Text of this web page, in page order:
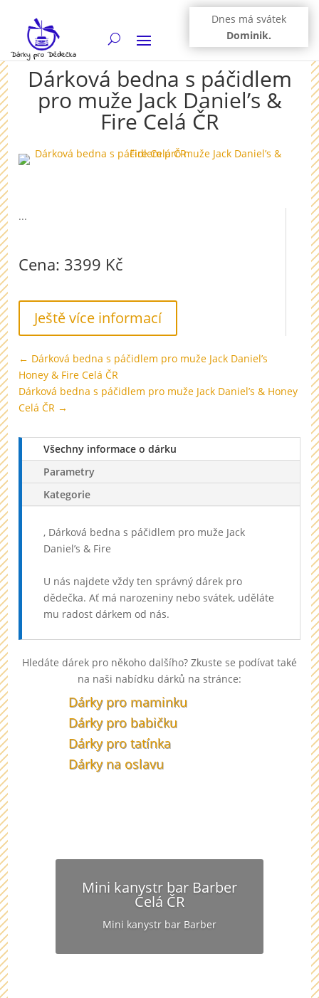
Dnes má svátek
Dominik.
Dárková bedna s páčidlem
pro muže Jack Daniel’s &
Fire Celá ČR
...
Cena: 3399 Kč
Ještě více informací
← Dárková bedna s páčidlem pro muže Jack Daniel’s
Honey & Fire Celá ČR
Dárková bedna s páčidlem pro muže Jack Daniel’s & Honey
Celá ČR →
Všechny informace o dárku
Parametry
Kategorie
, Dárková bedna s páčidlem pro muže Jack
Daniel’s & Fire
U nás najdete vždy ten správný dárek pro
dědečka. Ať má narozeniny nebo svátek, uděláte
mu radost dárkem od nás.
Hledáte dárek pro někoho dalšího? Zkuste se podívat také
na naši nabídku dárků na stránce:
Dárky pro maminku
Dárky pro babičku
Dárky pro tatínka
Dárky na oslavu
Mini kanystr bar Barber
Celá ČR
Mini kanystr bar Barber